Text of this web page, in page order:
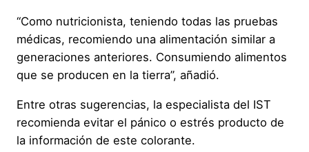
“Como nutricionista, teniendo todas las pruebas
médicas, recomiendo una alimentación similar a
generaciones anteriores. Consumiendo alimentos
que se producen en la tierra”, añadió.
Entre otras sugerencias, la especialista del IST
recomienda evitar el pánico o estrés producto de
la información de este colorante.